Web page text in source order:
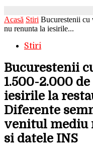
Acasă Stiri Bucurestenii cu
nu renunta la iesirile...
Stiri
Bucurestenii
1.500-2.000
iesirile la
Diferente
venitul mediu
si datele INS